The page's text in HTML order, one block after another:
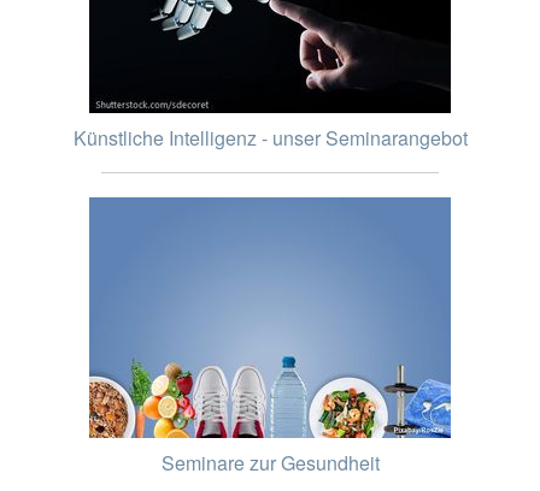
Künstliche Intelligenz - unser Seminarangebot
Seminare zur Gesundheit